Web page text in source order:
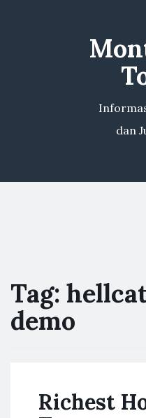
dan
Tag:
demo
Richest